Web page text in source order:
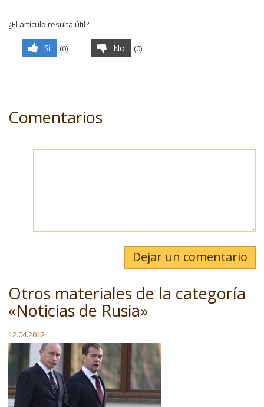
¿El artículo resulta útil?
Si (0) No (0)
Comentarios
Dejar un comentario
Otros materiales de la categoría
«Noticias de Rusia»
12.04.2012